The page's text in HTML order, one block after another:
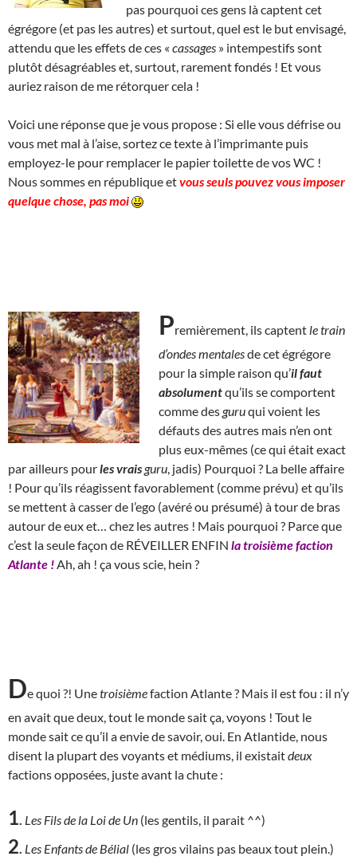
pas pourquoi ces gens là captent cet
égrégore (et pas les autres) et surtout, quel est le but envisagé,
attendu que les effets de ces « cassages » intempestifs sont
plutôt désagréables et, surtout, rarement fondés ! Et vous
auriez raison de me rétorquer cela !
Voici une réponse que je vous propose : Si elle vous défrise ou
vous met mal à l’aise, sortez ce texte à l’imprimante puis
employez-le pour remplacer le papier toilette de vos WC !
Nous sommes en république etvous seuls pouvez vous imposer
quelque chose, pas moi
Premièrement, ils captent le train
d’ondes mentalesde cet égrégore
pour la simple raison qu’il faut
absolumentqu’ils se comportent
comme des guruqui voient les
défauts des autres mais n’en ont
plus eux-mêmes (ce qui était exact
par ailleurs pourlesvrais guru , jadis) Pourquoi ? La belle affaire
! Pour qu’ils réagissent favorablement (comme prévu) et qu’ils
se mettent à casser de l’ego (avéré ou présumé) à tour de bras
autour de eux et… chez les autres ! Mais pourquoi ? Parce que
c’est la seule façon de RÉVEILLER ENFIN la troisième faction
Atlante ! Ah, ah ! ça vous scie, hein ?
De quoi ?! Unetroisièmefaction Atlante ? Mais il est fou : il n’y
en avait que deux, tout le monde sait ça, voyons ! Tout le
monde sait ce qu’il a envie de savoir, oui. En Atlantide, nous
disent la plupart des voyants et médiums, il existaitdeux
factions opposées, juste avant la chute :
1 Les Fils de la Loi de Un (les gentils, il parait ^^)
2 Les Enfants de Bélial (les gros vilains pas beaux tout plein.)